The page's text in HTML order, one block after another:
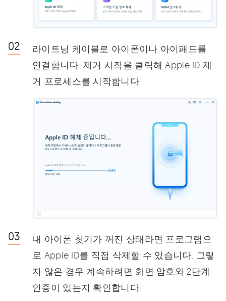
라이트닝 케이블로 아이폰이나 아이패드를
연결합니다. 제거 시작을 클릭해 Apple ID 제
거 프로세스를 시작합니다.
내 아이폰 찾기가 꺼진 상태라면 프로그램으
로 Apple ID를 직접 삭제할 수 있습니다. 그렇
지 않은 경우 계속하려면 화면 암호와 2단계
인증이 있는지 확인합니다.